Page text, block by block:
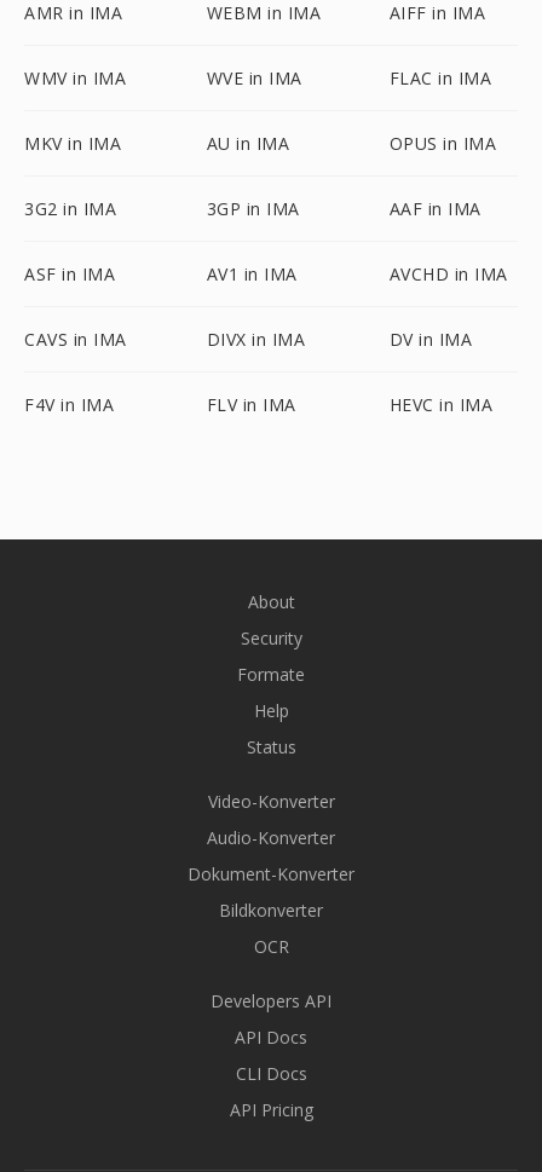
AMR in IMA WEBM in IMA AIFF in IMA
WMV in IMA WVE in IMA FLAC in IMA
MKV in IMA AU in IMA OPUS in IMA
3G2 in IMA 3GP in IMA AAF in IMA
ASF in IMA AV1 in IMA AVCHD in IMA
CAVS in IMA DIVX in IMA DV in IMA
F4V in IMA FLV in IMA HEVC in IMA
About
Security
Formate
Help
Status
Video-Konverter
Audio-Konverter
Dokument-Konverter
Bildkonverter
OCR
Developers API
API Docs
CLI Docs
API Pricing